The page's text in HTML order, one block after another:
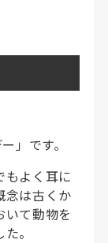
」です。
もよく耳に
念は古くか
いて動物を
。